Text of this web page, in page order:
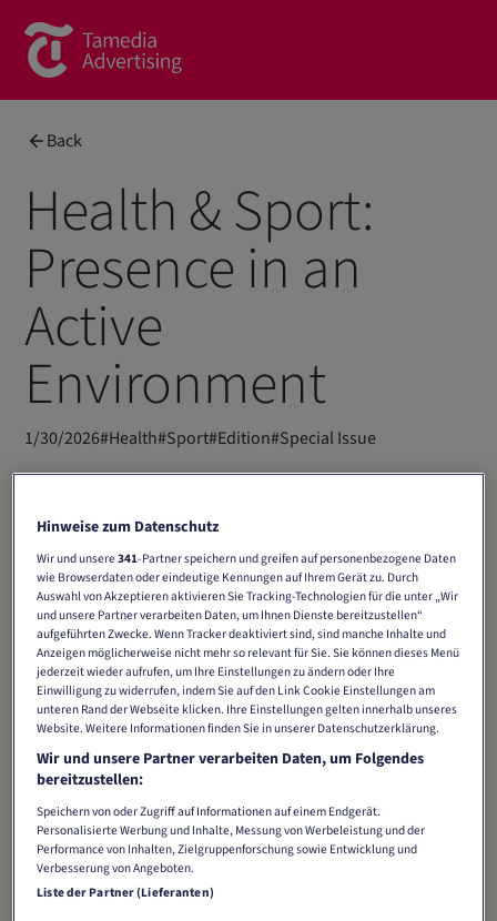
Brands
Spotlight
News
Contact
About us
Back
Health & Sport:
Presence in an
Active
Environment
1/30/2026#Health#Sport#Edition#Special Issue
Share
Tamedia’s quality media feature targeted editorial focuses
on health and sport. Topics such as pollen allergies, the
Alpine Ski World Cup or World Hearing Day reach a health-
and sport-oriented audience in credible editorial
environments.
With cross-media solutions across print, digital and special
formats, you position your brand within relevant editorial
coverage.
Learn more
Hinweise zum Datenschutz
Wir und unsere341-Partner speichern und greifen auf personenbezogene Daten
wie Browserdaten oder eindeutige Kennungen auf Ihrem Gerät zu. Durch
Auswahl von Akzeptieren aktivieren Sie Tracking-Technologien für die unter „Wir
und unsere Partner verarbeiten Daten, um Ihnen Dienste bereitzustellen“
aufgeführten Zwecke. Wenn Tracker deaktiviert sind, sind manche Inhalte und
Anzeigen möglicherweise nicht mehr so relevant für Sie. Sie können dieses Menü
jederzeit wieder aufrufen, um Ihre Einstellungen zu ändern oder Ihre
Einwilligung zu widerrufen, indem Sie auf den Link Cookie Einstellungen am
unteren Rand der Webseite klicken. Ihre Einstellungen gelten innerhalb unseres
Website. Weitere Informationen finden Sie in unserer Datenschutzerklärung.
Wir und unsere Partner verarbeiten Daten, um Folgendes
bereitzustellen:
Speichern von oder Zugriff auf Informationen auf einem Endgerät.
Personalisierte Werbung und Inhalte, Messung von Werbeleistung und der
Performance von Inhalten, Zielgruppenforschung sowie Entwicklung und
Verbesserung von Angeboten.
Liste der Partner (Lieferanten)